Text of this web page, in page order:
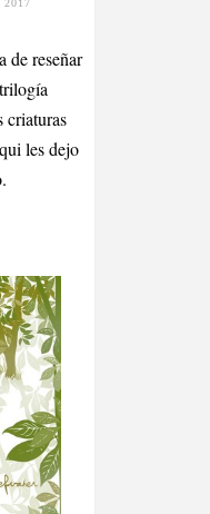
de reseñar
criaturas
les dejo